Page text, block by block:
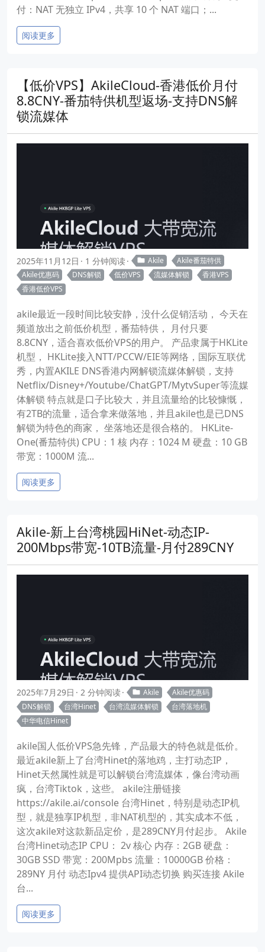
付：NAT 无独立 IPv4，共享 10 个 NAT 端口；...
阅读更多
【低价VPS】AkileCloud-香港低价月付
8.8CNY-番茄特供机型返场-支持DNS解
锁流媒体
2025年11月12日 1 分钟阅读 Akile
Akile番茄特供
Akile优惠码
DNS解锁 低价VPS 流媒体解锁
香港VPS
香港低价VPS
akile最近一段时间比较安静，没什么促销活动， 今天在
频道放出之前低价机型，番茄特供， 月付只要
8.8CNY，适合喜欢低价VPS的用户。 产品隶属于HKLite
机型， HKLite接入NTT/PCCW/EIE等网络，国际互联优
秀，内置AKILE DNS香港内网解锁流媒体解锁，支持
Netflix/Disney+/Youtube/ChatGPT/MytvSuper等流媒
体解锁 特点就是口子比较大，并且流量给的比较慷慨，
有2TB的流量，适合拿来做落地，并且akile也是已DNS
解锁为特色的商家， 坐落地还是很合格的。 HKLite-
One(番茄特供) CPU：1 核 内存：1024 M 硬盘：10 GB
带宽：1000M 流...
阅读更多
Akile-新上台湾桃园HiNet-动态IP-
200Mbps带宽-10TB流量-月付289CNY
2025年7月29日 2 分钟阅读 Akile
Akile优惠码
DNS解锁
台湾Hinet 台湾流媒体解锁
台湾落地机
中华电信Hinet
akile国人低价VPS急先锋，产品最大的特色就是低价。
最近akile新上了台湾Hinet的落地鸡，主打动态IP，
Hinet天然属性就是可以解锁台湾流媒体，像台湾动画
疯，台湾Tiktok，这些。 akile注册链接
https://akile.ai/console 台湾Hinet，特别是动态IP机
型，就是独享IP机型，非NAT机型的，其实成本不低，
这次akile对这款新品定价，是289CNY月付起步。 Akile
台湾Hinet动态IP CPU： 2v 核心 内存：2GB 硬盘：
30GB SSD 带宽：200Mpbs 流量：10000GB 价格：
289NY 月付 动态Ipv4 提供API动态切换 购买连接 Akile
台...
阅读更多